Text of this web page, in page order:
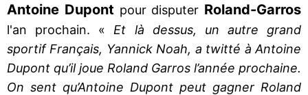
Antoine Dupont pour disputer Roland-Garros
l'an prochain. « Et là dessus, un autre grand
sportif Français, Yannick Noah, a twitté à Antoine
Dupont qu’il joue Roland Garros l’année prochaine.
On sent qu’Antoine Dupont peut gagner Roland